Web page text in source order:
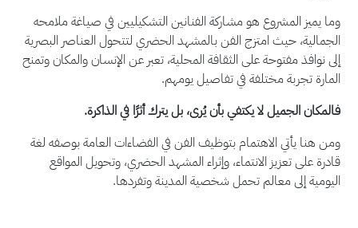
وما يميز المشروع هو مشاركة الفنانين التشكيليين في صياغة ملامحه
الجمالية، حيث امتزج الفن بالمشهد الحضري لتتحول العناصر البصرية
إلى نوافذ مفتوحة على الثقافة المحلية، تعبر عن الإنسان والمكان وتمنح
المارة تجربة مختلفة في تفاصيل يومهم.
فالمكان الجميل لا يكتفي بأن يُرى، بل يترك أثرًا في الذاكرة.
ومن هنا يأتي الاهتمام بتوظيف الفن في الفضاءات العامة بوصفه لغة
قادرة على تعزيز الانتماء، وإثراء المشهد الحضري، وتحويل المواقع
اليومية إلى معالم تحمل شخصية المدينة وتفردها.